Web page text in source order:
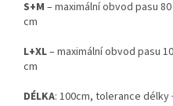
S+M – maximální obvod pasu
cm
L+XL– maximální obvod pasu
cm
DÉLKA: 100cm, tolerance délky